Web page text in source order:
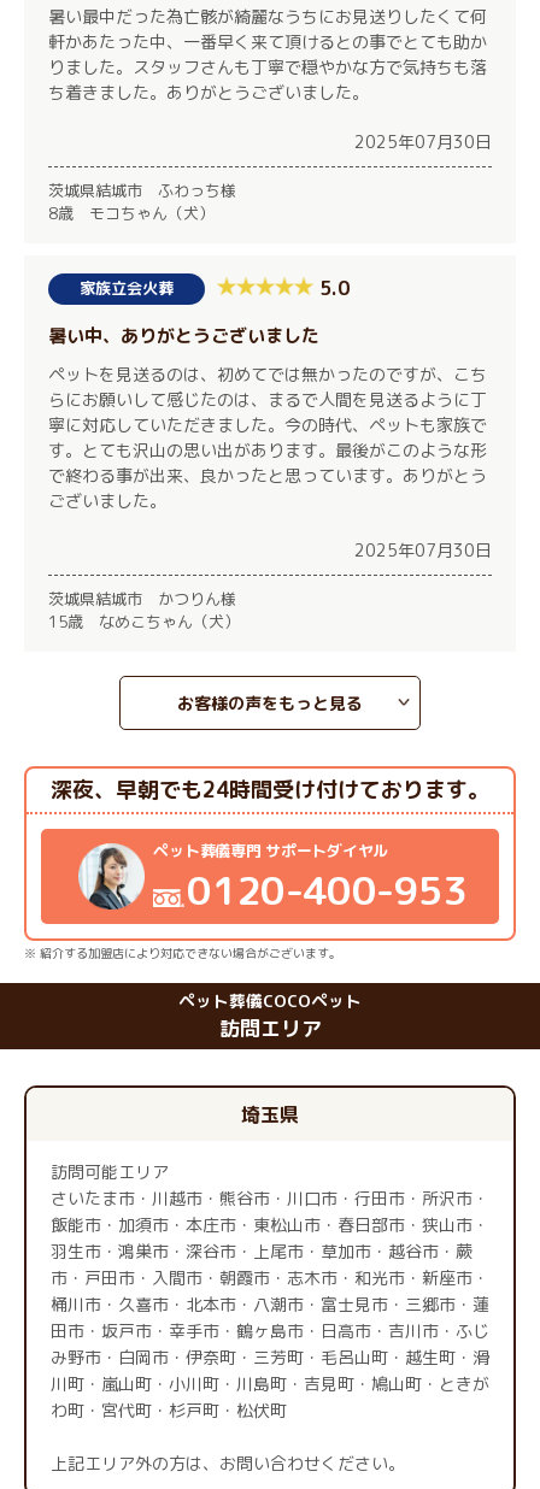
暑い最中だった為亡骸が綺麗なうちにお見送りしたくて何
軒かあたった中、一番早く来て頂けるとの事でとても助か
りました。スタッフさんも丁寧で穏やかな方で気持ちも落
ち着きました。ありがとうございました。
2025年07月30日
茨城県結城市 ふわっち様
8歳 モコちゃん（犬）
家族立会火葬 5.0
暑い中、ありがとうございました
ペットを見送るのは、初めてでは無かったのですが、こち
らにお願いして感じたのは、まるで人間を見送るように丁
寧に対応していただきました。今の時代、ペットも家族で
す。とても沢山の思い出があります。最後がこのような形
で終わる事が出来、良かったと思っています。ありがとう
ございました。
2025年07月30日
茨城県結城市 かつりん様
15歳 なめこちゃん（犬）
お客様の声をもっと見る
ペット葬儀専門 サポートダイヤル
0120-400-953
深夜、早朝でも24時間受け付けております。
※ 紹介する加盟店により対応できない場合がございます。
ペット葬儀COCOペット
訪問エリア
埼玉県
訪問可能エリア
さいたま市・川越市・熊谷市・川口市・行田市・所沢市・
飯能市・加須市・本庄市・東松山市・春日部市・狭山市・
羽生市・鴻巣市・深谷市・上尾市・草加市・越谷市・蕨
市・戸田市・入間市・朝霞市・志木市・和光市・新座市・
桶川市・久喜市・北本市・八潮市・富士見市・三郷市・蓮
田市・坂戸市・幸手市・鶴ヶ島市・日高市・吉川市・ふじ
み野市・白岡市・伊奈町・三芳町・毛呂山町・越生町・滑
川町・嵐山町・小川町・川島町・吉見町・鳩山町・ときが
わ町・宮代町・杉戸町・松伏町
上記エリア外の方は、お問い合わせください。